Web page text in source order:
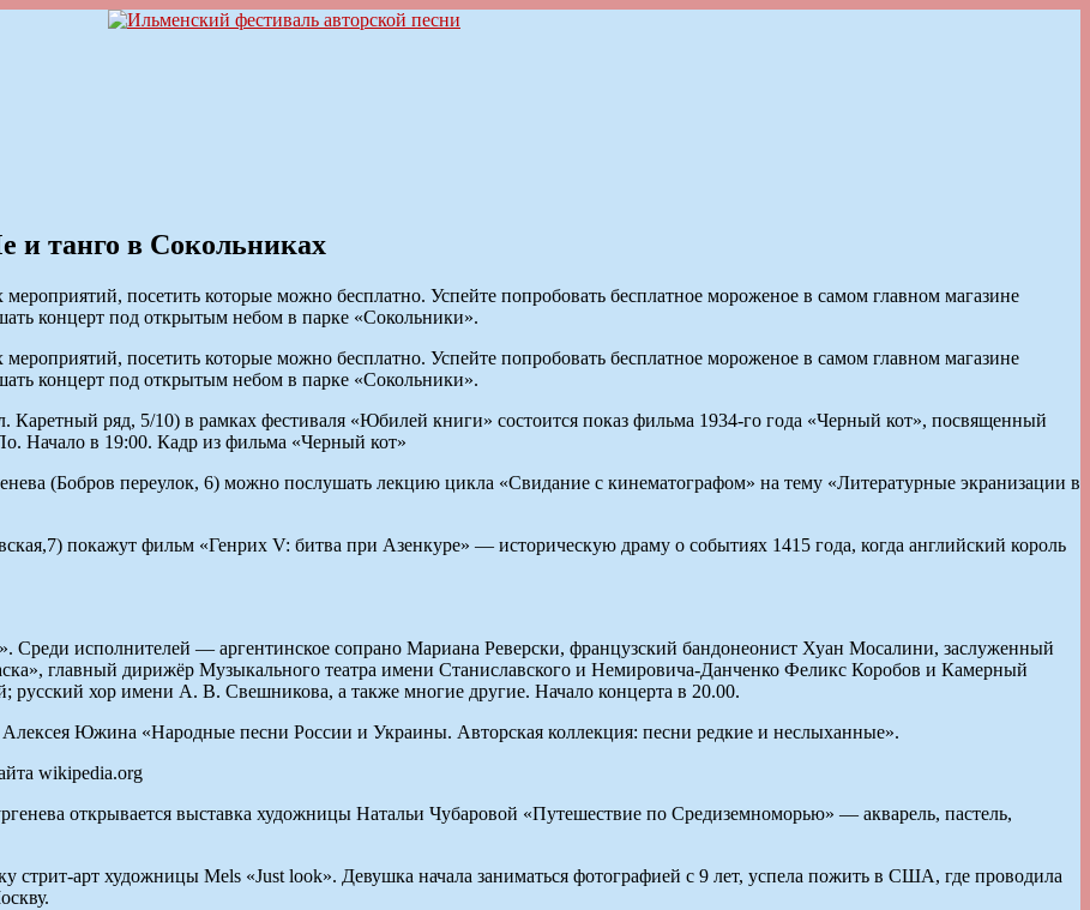
и танго в Сокольниках
посетить которые можно бесплатно. Успейте попробовать бесплатное мороженое в самом главном магазине
концерт под открытым небом в парке «Сокольники».
посетить которые можно бесплатно. Успейте попробовать бесплатное мороженое в самом главном магазине
концерт под открытым небом в парке «Сокольники».
ряд, 5/10) в рамках фестиваля «Юбилей книги» состоится показ фильма 1934-го года «Черный кот», посвященный
Начало в 19:00. Кадр из фильма «Черный кот»
(Бобров переулок, 6) можно послушать лекцию цикла «Свидание с кинематографом» на тему «Литературные экранизации в
покажут фильм «Генрих V: битва при Азенкуре» — историческую драму о событиях 1415 года, когда английский король
Среди исполнителей — аргентинское сопрано Мариана Реверски, французский бандонеонист Хуан Мосалини, заслуженный
главный дирижёр Музыкального театра имени Станиславского и Немировича-Данченко Феликс Коробов и Камерный
русский хор имени А. В. Свешникова, а также многие другие. Начало концерта в 20.00.
Южина «Народные песни России и Украины. Авторская коллекция: песни редкие и неслыханные».
wikipedia.org
открывается выставка художницы Натальи Чубаровой «Путешествие по Средиземноморью» — акварель, пастель,
стрит-арт художницы Mels «Just look». Девушка начала заниматься фотографией с 9 лет, успела пожить в США, где проводила